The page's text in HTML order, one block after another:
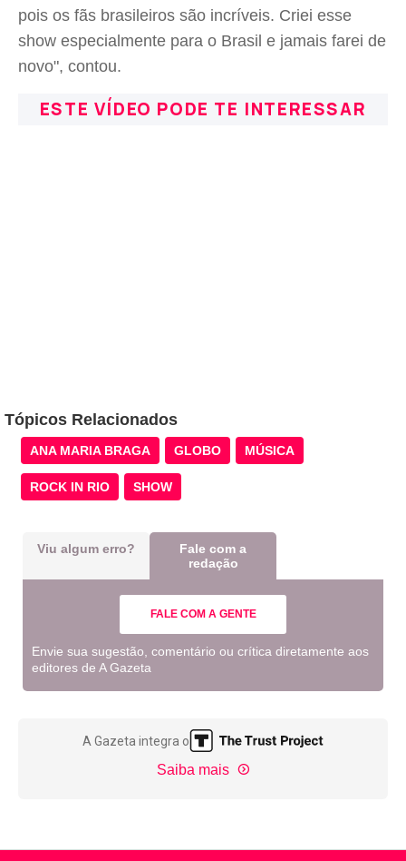
pois os fãs brasileiros são incríveis. Criei esse
show especialmente para o Brasil e jamais farei de
novo", contou.
ESTE VÍDEO PODE TE INTERESSAR
Tópicos Relacionados
ANA MARIA BRAGA GLOBO MÚSICA
ROCK IN RIO SHOW
Viu algum erro?
Fale com a
redação
FALE COM A GENTE
Envie sua sugestão, comentário ou crítica diretamente aos
editores de A Gazeta
A Gazeta integra o
Saiba mais